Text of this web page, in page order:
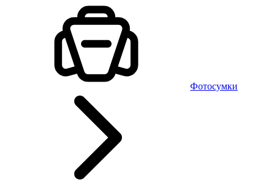
Фотосумки